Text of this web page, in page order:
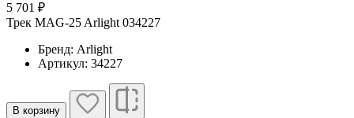
5 701 ₽
Трек MAG-25 Arlight 034227
Бренд: Arlight
Артикул: 34227
В корзину